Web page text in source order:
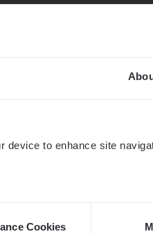
device to enhance site
Cookies